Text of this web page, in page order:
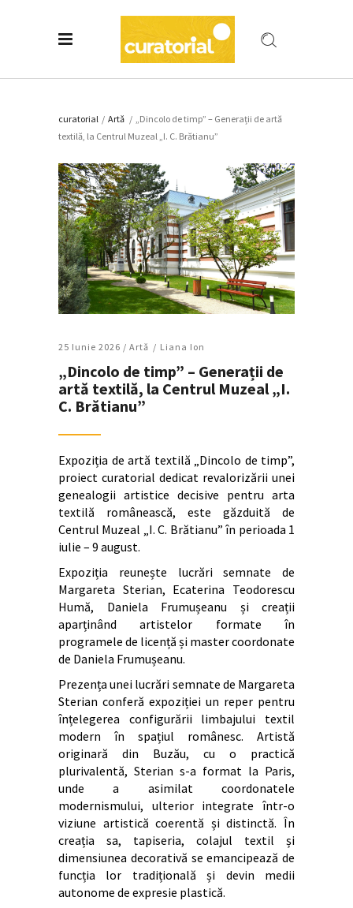
curatorial / Artǎ / „Dincolo de timp” – Generații de artă
textilă, la Centrul Muzeal „I. C. Brătianu”
25 Iunie 2026 / Artǎ Liana Ion
„Dincolo de timp” – Generații de
artă textilă, la Centrul Muzeal „I.
C. Brătianu”
Expoziția de artă textilă „Dincolo de timp”,
proiect curatorial dedicat revalorizării unei
genealogii artistice decisive pentru arta
textilă românească, este găzduită de
Centrul Muzeal „I. C. Brătianu” în perioada 1
iulie – 9 august.
Expoziția reunește lucrări semnate de
Margareta Sterian, Ecaterina Teodorescu
Humă, Daniela Frumușeanu și creații
aparținând artistelor formate în
programele de licență și master coordonate
de Daniela Frumușeanu.
Prezența unei lucrări semnate de Margareta
Sterian conferă expoziției un reper pentru
înțelegerea configurării limbajului textil
modern în spațiul românesc. Artistă
originară din Buzău, cu o practică
plurivalentă, Sterian s-a format la Paris,
unde a asimilat coordonatele
modernismului, ulterior integrate într-o
viziune artistică coerentă și distinctă. În
creația sa, tapiseria, colajul textil și
dimensiunea decorativă se emancipează de
funcția lor tradițională și devin medii
autonome de expresie plastică.